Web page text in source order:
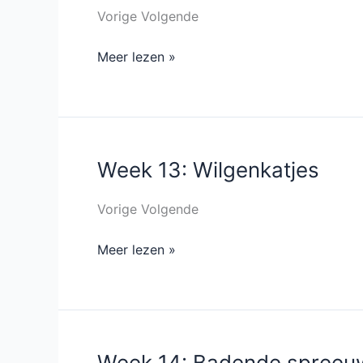
Vorige Volgende
Gras
sloot
Meer lezen »
Week 13: Wilgenkatjes
Vorige Volgende
Week
Wilgenkatjes
Meer lezen »
Week